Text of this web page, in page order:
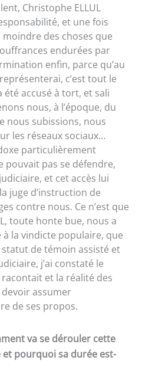
Christophe ELLUL
et une fois
moindre des choses que
endurées par
enfin, parce qu’au
c’est tout le
été accusé à tort, et sali
nous, à l’époque, du
nous subissions, nous
les réseaux sociaux…
particulièrement
pouvait pas se défendre,
et cet accès lui
juge d’instruction de
contre nous. Ce n’est que
toute honte bue, nous a
la vindicte populaire, que
statut de témoin assisté et
j’ai constaté le
et la réalité des
devoir assumer
de ses propos.
va se dérouler cette
pourquoi sa durée est-